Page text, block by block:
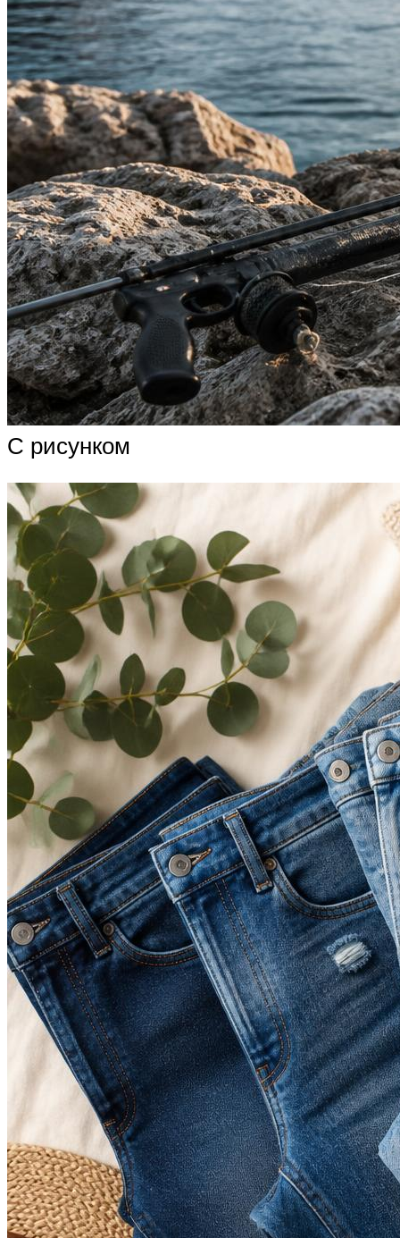
С рисунком